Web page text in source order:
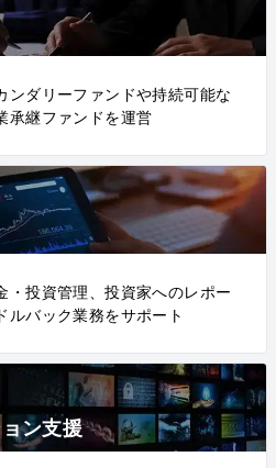
ンダリーファンドや持続可能な
承継ファンドを運営
・投資管理、投資家へのレポー
ルバック業務をサポート
ン支援